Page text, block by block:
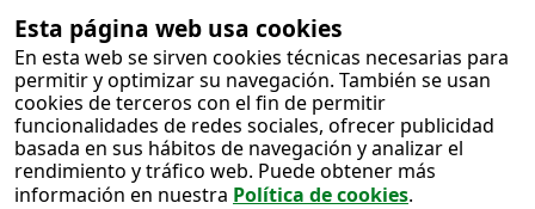
Esta página web usa cookies
En esta web se sirven cookies técnicas necesarias para
permitir y optimizar su navegación. También se usan
cookies de terceros con el fin de permitir
funcionalidades de redes sociales, ofrecer publicidad
basada en sus hábitos de navegación y analizar el
rendimiento y tráfico web. Puede obtener más
información en nuestra Política de cookies.